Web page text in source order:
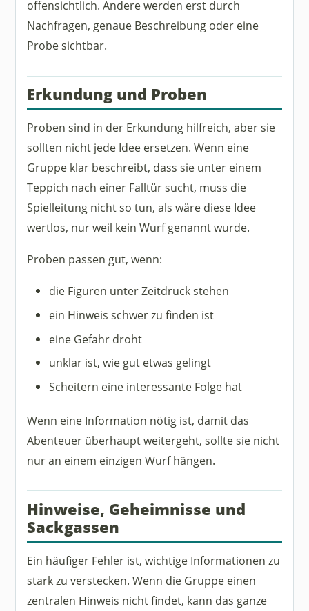
offensichtlich. Andere werden erst durch
Nachfragen, genaue Beschreibung oder eine
Probe sichtbar.
Erkundung und Proben
Proben sind in der Erkundung hilfreich, aber sie
sollten nicht jede Idee ersetzen. Wenn eine
Gruppe klar beschreibt, dass sie unter einem
Teppich nach einer Falltür sucht, muss die
Spielleitung nicht so tun, als wäre diese Idee
wertlos, nur weil kein Wurf genannt wurde.
Proben passen gut, wenn:
die Figuren unter Zeitdruck stehen
ein Hinweis schwer zu finden ist
eine Gefahr droht
unklar ist, wie gut etwas gelingt
Scheitern eine interessante Folge hat
Wenn eine Information nötig ist, damit das
Abenteuer überhaupt weitergeht, sollte sie nicht
nur an einem einzigen Wurf hängen.
Hinweise, Geheimnisse und
Sackgassen
Ein häufiger Fehler ist, wichtige Informationen zu
stark zu verstecken. Wenn die Gruppe einen
zentralen Hinweis nicht findet, kann das ganze